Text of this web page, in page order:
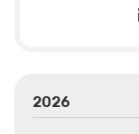
2026